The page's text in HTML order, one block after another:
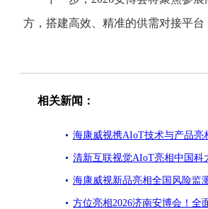
方，搭建高效、精准的供需对接平
相关新闻：
海康威视携AIoT技术与产品亮
清新互联视觉AIoT亮相中国科
海康威视新品亮相全国风险监
方位亮相2026济南安博会！全